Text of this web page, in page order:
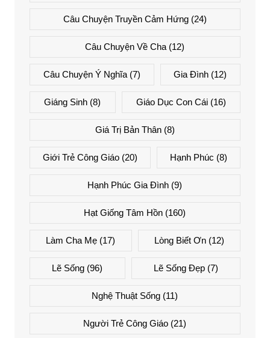
Câu Chuyện Truyền Cảm Hứng(24)
Câu Chuyện Về Cha (12)
Câu Chuyện Ý Nghĩa(7) Gia Đình (12)
Giáng Sinh (8) Giáo Dục Con Cái(16)
Giá Trị Bản Thân(8)
Giới Trẻ Công Giáo(20) Hạnh Phúc (8)
Hạnh Phúc Gia Đình (9)
Hạt Giống Tâm Hồn (160)
Làm Cha Mẹ (17) Lòng Biết Ơn(12)
Lẽ Sống (96) Lẽ Sống Đẹp(7)
Nghệ Thuật Sống (11)
Người Trẻ Công Giáo (21)